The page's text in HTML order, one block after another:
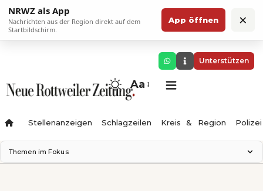
NRWZ als App
Nachrichten aus der Region direkt auf dem
Startbildschirm.
App öffnen ×
Unterstützen
Aa
Stellenanzeigen Schlagzeilen Kreis & Region Polizei
Themen im Fokus